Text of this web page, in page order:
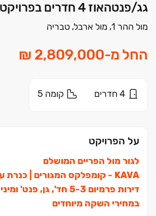
גג/פנטהאוז 4 חדרים בפרויקט KAVA‏ טבריה | אשל הירדן | מגידו י.ק.
מול ההר 1, מול ארבל, טבריה
החל מ-
4 חדרים קומה 5
על הפרויקט
לגור מול הפריים המושלם
KAVA ‏- קומפלקס המגורים ‏| כנרת על קו המים
דירות פרמיום ‏3‏-‏5 חד', גן, פנט' ומיני פנט'
במחירי השקה מיוחדים